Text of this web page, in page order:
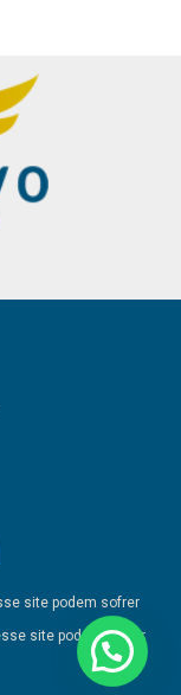
site podem sofrer
site podem sofrer